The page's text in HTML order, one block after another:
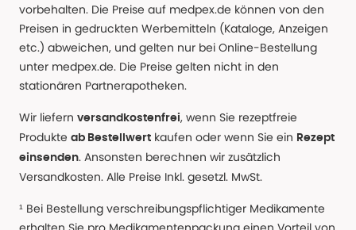
vorbehalten. Die Preise auf medpex.de können von den
Preisen in gedruckten Werbemitteln (Kataloge, Anzeigen
etc.) abweichen, und gelten nur bei Online-Bestellung
unter medpex.de. Die Preise gelten nicht in den
stationären Partnerapotheken.
Wir liefern versandkostenfrei, wenn Sie rezeptfreie
Produkte ab Bestellwert kaufen oder wenn Sie ein Rezept
einsenden. Ansonsten berechnen wir zusätzlich
Versandkosten. Alle Preise Inkl. gesetzl. MwSt.
¹ Bei Bestellung verschreibungspflichtiger Medikamente